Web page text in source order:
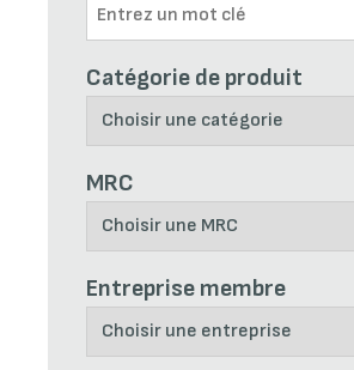
Catégorie de produit
MRC
Entreprise membre